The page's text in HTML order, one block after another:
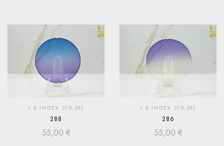
1.5 INDEX (CR-39)
288
55,00 €
1.5 INDEX (CR-39)
286
55,00 €